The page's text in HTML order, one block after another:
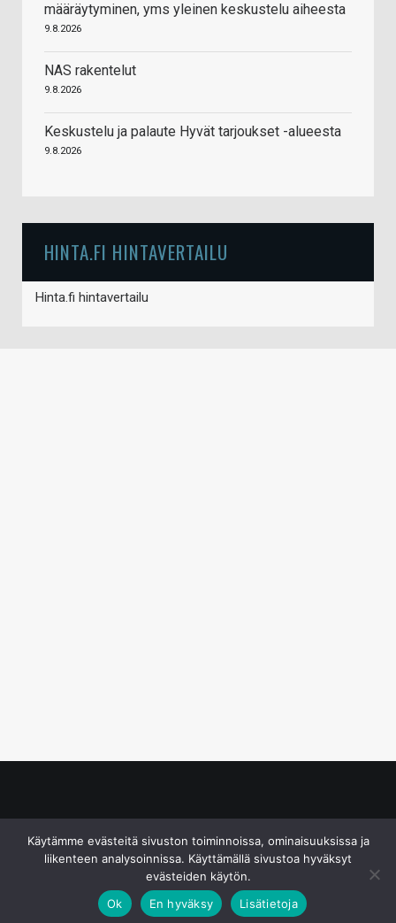
määräytyminen, yms yleinen keskustelu aiheesta
9.8.2026
NAS rakentelut
9.8.2026
Keskustelu ja palaute Hyvät tarjoukset -alueesta
9.8.2026
HINTA.FI HINTAVERTAILU
Hinta.fi hintavertailu
Käytämme evästeitä sivuston toiminnoissa, ominaisuuksissa ja
liikenteen analysoinnissa. Käyttämällä sivustoa hyväksyt
evästeiden käytön.
Ok
En hyväksy Lisätietoja